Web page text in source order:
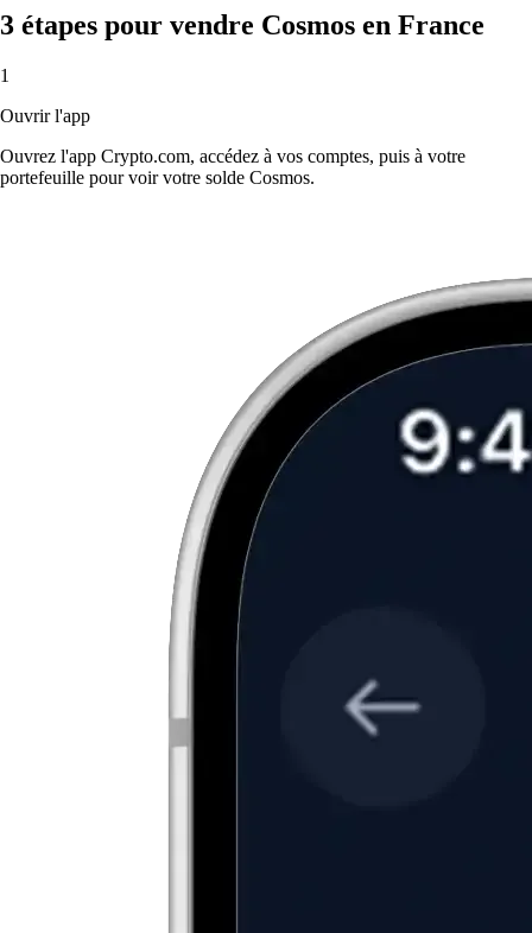
3 étapes pour vendre Cosmos en France
1
Ouvrir l'app
Ouvrez l'app Crypto.com, accédez à vos comptes, puis à votre
portefeuille pour voir votre solde Cosmos.